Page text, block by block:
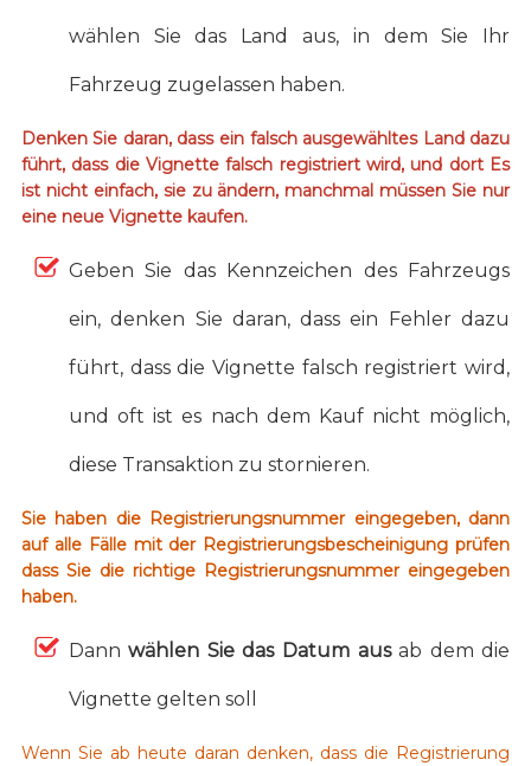
wählen Sie das Land aus, in dem Sie Ihr
Fahrzeug zugelassen haben.
Denken Sie daran, dass ein falsch ausgewähltes Land dazu
führt, dass die Vignette falsch registriert wird, und dort Es
ist nicht einfach, sie zu ändern, manchmal müssen Sie nur
eine neue Vignette kaufen.
Geben Sie das Kennzeichen des Fahrzeugs
ein, denken Sie daran, dass ein Fehler dazu
führt, dass die Vignette falsch registriert wird,
und oft ist es nach dem Kauf nicht möglich,
diese Transaktion zu stornieren.
Sie haben die Registrierungsnummer eingegeben, dann
auf alle Fälle mit der Registrierungsbescheinigung prüfen
dass Sie die richtige Registrierungsnummer eingegeben
haben.
Dannwählen Sie das Datum ausab dem die
Vignette gelten soll
Wenn Sie ab heute daran denken, dass die Registrierung